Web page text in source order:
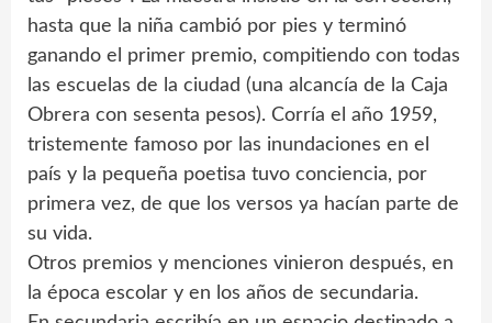
hasta que la niña cambió por pies y terminó
ganando el primer premio, compitiendo con todas
las escuelas de la ciudad (una alcancía de la Caja
Obrera con sesenta pesos). Corría el año 1959,
tristemente famoso por las inundaciones en el
país y la pequeña poetisa tuvo conciencia, por
primera vez, de que los versos ya hacían parte de
su vida.
Otros premios y menciones vinieron después, en
la época escolar y en los años de secundaria.